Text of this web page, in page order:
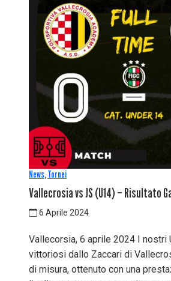
News,Tornei
Vallecrosia vs JS (U14) – Risultato
6 Aprile 2024
Vallecorsia, 6 aprile 2024 I nostri
vittoriosi dallo Zaccari di
di misura, ottenuto con una